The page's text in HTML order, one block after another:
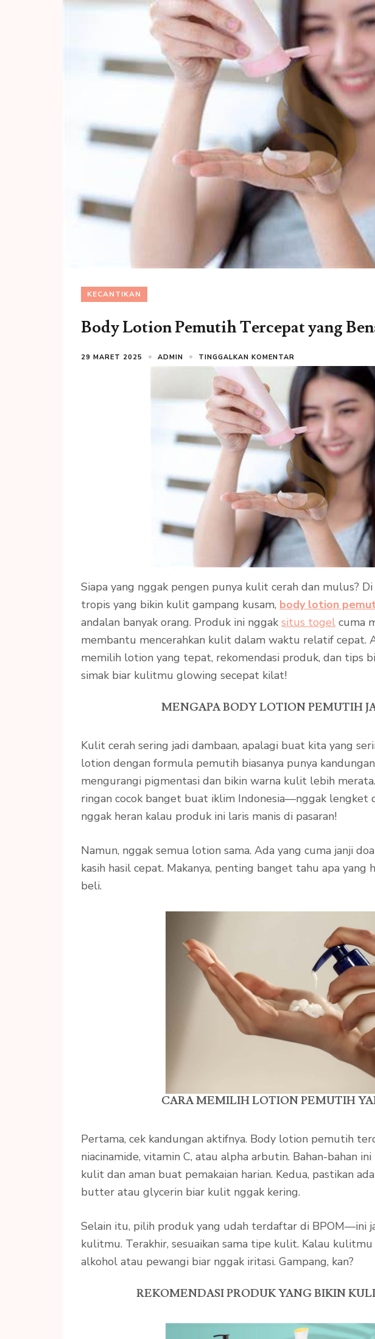
KECANTIKAN
Body Lotion Pemutih Tercepat yang
29 MARET 2025 ADMIN TINGGALKAN KOMENTAR
Siapa yang nggak pengen punya kulit cerah dan mulus? Di
tropis yang bikin kulit gampang kusam, body lotion
andalan banyak orang. Produk ini nggak situs togel cuma
membantu mencerahkan kulit dalam waktu relatif cepat.
memilih lotion yang tepat, rekomendasi produk, dan tips
simak biar kulitmu glowing secepat kilat!
MENGAPA BODY LOTION PEMUTIH
Kulit cerah sering jadi dambaan, apalagi buat kita yang
lotion dengan formula pemutih biasanya punya
mengurangi pigmentasi dan bikin warna kulit lebih
ringan cocok banget buat iklim Indonesia—nggak lengket
nggak heran kalau produk ini laris manis di pasaran!
Namun, nggak semua lotion sama. Ada yang cuma janji
kasih hasil cepat. Makanya, penting banget tahu apa yang
beli.
CARA MEMILIH LOTION PEMUTIH
Pertama, cek kandungan aktifnya. Body lotion pemutih
niacinamide, vitamin C, atau alpha arbutin. Bahan-bahan
kulit dan aman buat pemakaian harian. Kedua, pastikan
butter atau glycerin biar kulit nggak kering.
Selain itu, pilih produk yang udah terdaftar di BPOM—ini
kulitmu. Terakhir, sesuaikan sama tipe kulit. Kalau kulitmu
alkohol atau pewangi biar nggak iritasi. Gampang, kan?
REKOMENDASI PRODUK YANG BIKIN